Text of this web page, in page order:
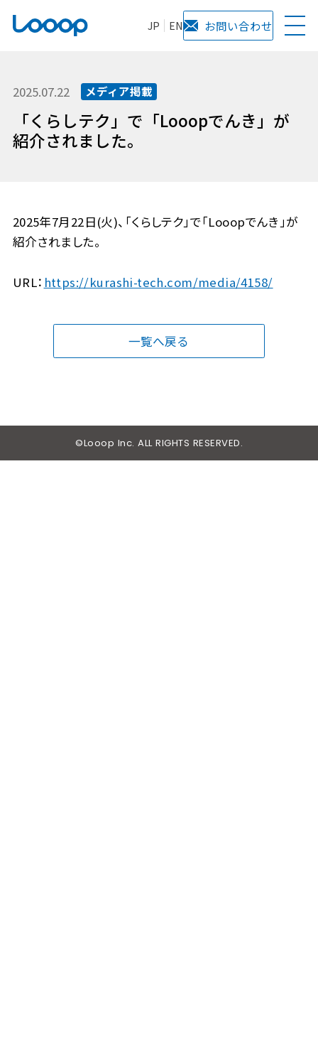
JP EN お問い合わせ
2025.07.22 メディア掲載
「くらしテク」で「Looopでんき」が
紹介されました。
2025年7月22日(火)、「くらしテク」で「Looopでんき」が
紹介されました。
URL： https://kurashi-tech.com/media/4158/
一覧へ戻る
©Looop Inc. ALL RIGHTS RESERVED.